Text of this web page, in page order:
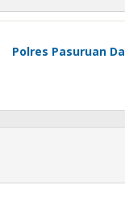
Polres Pasuruan